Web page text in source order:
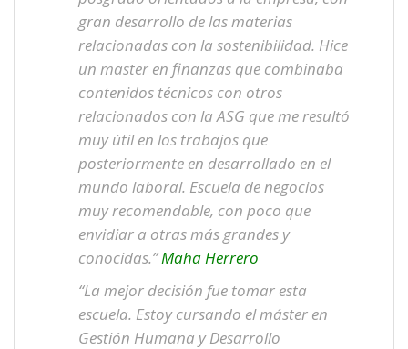
gran desarrollo de las materias
relacionadas con la sostenibilidad. Hice
un master en finanzas que combinaba
contenidos técnicos con otros
relacionados con la ASG que me resultó
muy útil en los trabajos que
posteriormente en desarrollado en el
mundo laboral. Escuela de negocios
muy recomendable, con poco que
envidiar a otras más grandes y
conocidas.”Maha Herrero
“La mejor decisión fue tomar esta
escuela. Estoy cursando el máster en
Gestión Humana y Desarrollo